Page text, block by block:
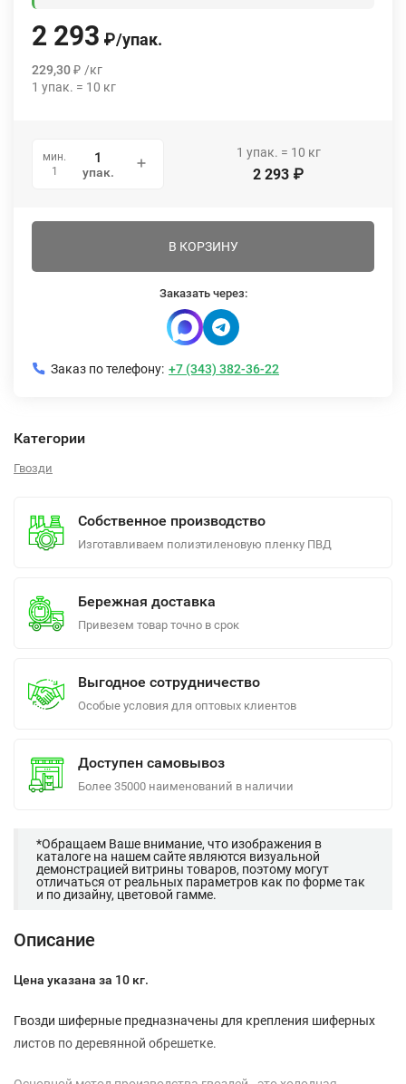
2 293 ₽/упак.
229,30₽ /кг
1 упак. = 10 кг
мин.
1
упак.
1 упак. = 10 кг
2 293 ₽
В КОРЗИНУ
Заказать через:
Заказ по телефону: +7 (343) 382-36-22
Категории
Гвозди
Собственное производство
Изготавливаем полиэтиленовую пленку ПВД
Бережная доставка
Привезем товар точно в срок
Выгодное сотрудничество
Особые условия для оптовых клиентов
Доступен самовывоз
Более 35000 наименований в наличии
*Обращаем Ваше внимание, что изображения в
каталоге на нашем сайте являются визуальной
демонстрацией витрины товаров, поэтому могут
отличаться от реальных параметров как по форме так
и по дизайну, цветовой гамме.
Описание
Цена указана за 10 кг.
Гвозди шиферные предназначены для крепления шиферных
листов по деревянной обрешетке.